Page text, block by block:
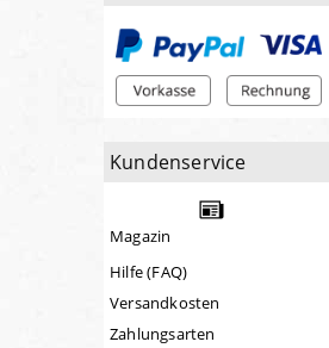
Kundenservice
Magazin
Hilfe (FAQ)
Versandkosten
Zahlungsarten